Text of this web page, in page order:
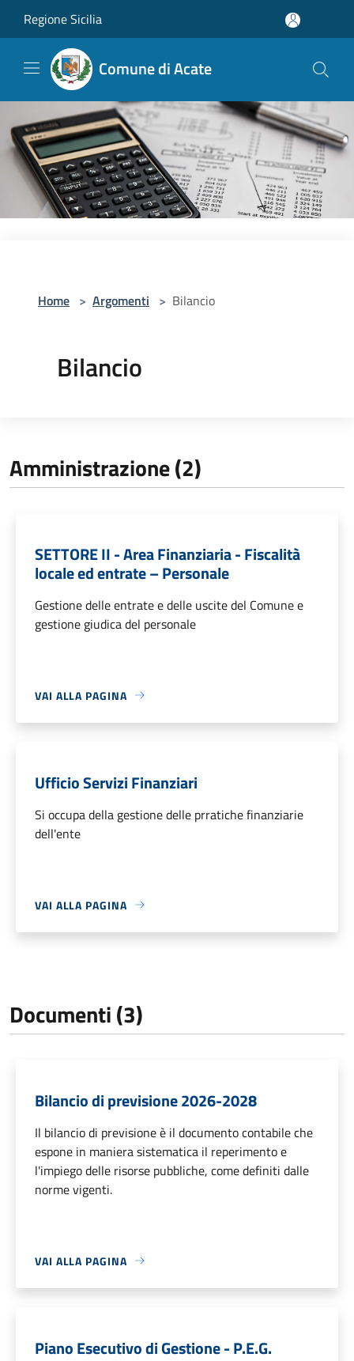
Regione Sicilia
Comune di Acate
Home > Argomenti > Bilancio
Bilancio
Amministrazione (2)
SETTORE II - Area Finanziaria - Fiscalità
locale ed entrate – Personale
Gestione delle entrate e delle uscite del Comune e
gestione giudica del personale
VAI ALLA PAGINA
Ufficio Servizi Finanziari
Si occupa della gestione delle prratiche finanziarie
dell'ente
VAI ALLA PAGINA
Documenti (3)
Bilancio di previsione 2026-2028
Il bilancio di previsione è il documento contabile che
espone in maniera sistematica il reperimento e
l'impiego delle risorse pubbliche, come definiti dalle
norme vigenti.
VAI ALLA PAGINA
Piano Esecutivo di Gestione - P.E.G.